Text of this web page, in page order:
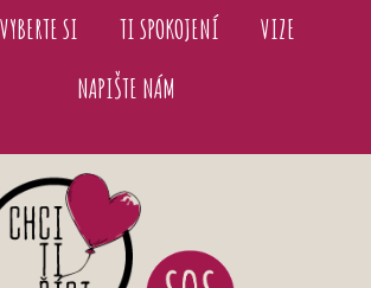
VYBERTE SI TI SPOKOJENÍ
VIZE
NAPIŠTE NÁM